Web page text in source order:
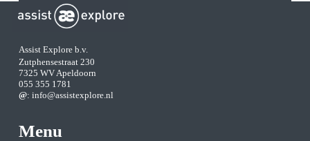
Assist Explore b.v.
Zutphensestraat 230
7325 WV Apeldoorn
055 355 1781
@: info@assistexplore.nl
Menu